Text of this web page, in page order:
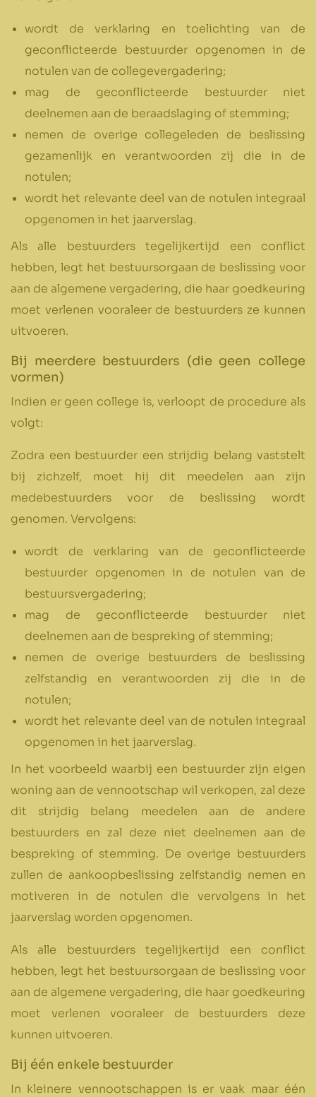
wordt de verklaring en toelichting van de
geconflicteerde bestuurder opgenomen in de
notulen van de collegevergadering;
mag de geconflicteerde bestuurder niet
deelnemen aan de beraadslaging of stemming;
nemen de overige collegeleden de beslissing
gezamenlijk en verantwoorden zij die in de
notulen;
wordt het relevante deel van de notulen integraal
opgenomen in het jaarverslag.
Als alle bestuurders tegelijkertijd een conflict
hebben, legt het bestuursorgaan de beslissing voor
aan de algemene vergadering, die haar goedkeuring
moet verlenen vooraleer de bestuurders ze kunnen
uitvoeren.
Bij meerdere bestuurders (die geen college
vormen)
Indien er geen college is, verloopt de procedure als
volgt:
Zodra een bestuurder een strijdig belang vaststelt
bij zichzelf, moet hij dit meedelen aan zijn
medebestuurders voor de beslissing wordt
genomen. Vervolgens:
wordt de verklaring van de geconflicteerde
bestuurder opgenomen in de notulen van de
bestuursvergadering;
mag de geconflicteerde bestuurder niet
deelnemen aan de bespreking of stemming;
nemen de overige bestuurders de beslissing
zelfstandig en verantwoorden zij die in de
notulen;
wordt het relevante deel van de notulen integraal
opgenomen in het jaarverslag.
In het voorbeeld waarbij een bestuurder zijn eigen
woning aan de vennootschap wil verkopen, zal deze
dit strijdig belang meedelen aan de andere
bestuurders en zal deze niet deelnemen aan de
bespreking of stemming. De overige bestuurders
zullen de aankoopbeslissing zelfstandig nemen en
motiveren in de notulen die vervolgens in het
jaarverslag worden opgenomen.
Als alle bestuurders tegelijkertijd een conflict
hebben, legt het bestuursorgaan de beslissing voor
aan de algemene vergadering, die haar goedkeuring
moet verlenen vooraleer de bestuurders deze
kunnen uitvoeren.
Bij één enkele bestuurder
In kleinere vennootschappen is er vaak maar één